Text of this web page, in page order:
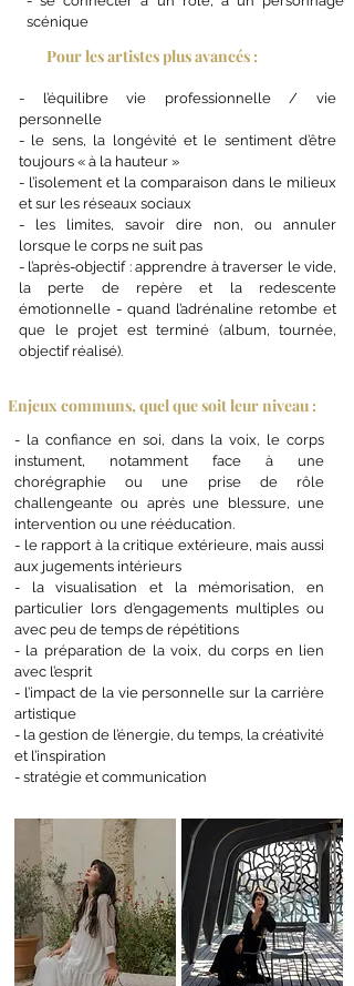
scénique
Pour les artistes plus avancés :
- l’équilibre vie professionnelle / vie
personnelle
- le sens, la longévité et le sentiment d’être
toujours « à la hauteur »
- l’isolement et la comparaison dans le milieux
et sur les réseaux sociaux
- les limites, savoir dire non, ou annuler
lorsque le corps ne suit pas
- l’après-objectif : apprendre à traverser le vide,
la perte de repère et la redescente
émotionnelle - quand l’adrénaline retombe et
que le projet est terminé (album, tournée,
objectif réalisé).
Enjeux communs, quel que soit leur niveau :
- la confiance en soi, dans la voix, le corps
instument, notamment face à une
chorégraphie ou une prise de rôle
challengeante ou après une blessure, une
intervention ou une rééducation.
- le rapport à la critique extérieure, mais aussi
aux jugements intérieurs
- la visualisation et la mémorisation, en
particulier lors d’engagements multiples ou
avec peu de temps de répétitions
- la préparation de la voix, du corps en lien
avec l’esprit
- l’impact de la vie personnelle sur la carrière
artistique
- la gestion de l’énergie, du temps, la créativité
et l’inspiration
- stratégie et communication